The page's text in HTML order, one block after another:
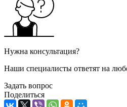
Нужна консультация?
Наши специалисты ответят на
Задать вопрос
Поделиться